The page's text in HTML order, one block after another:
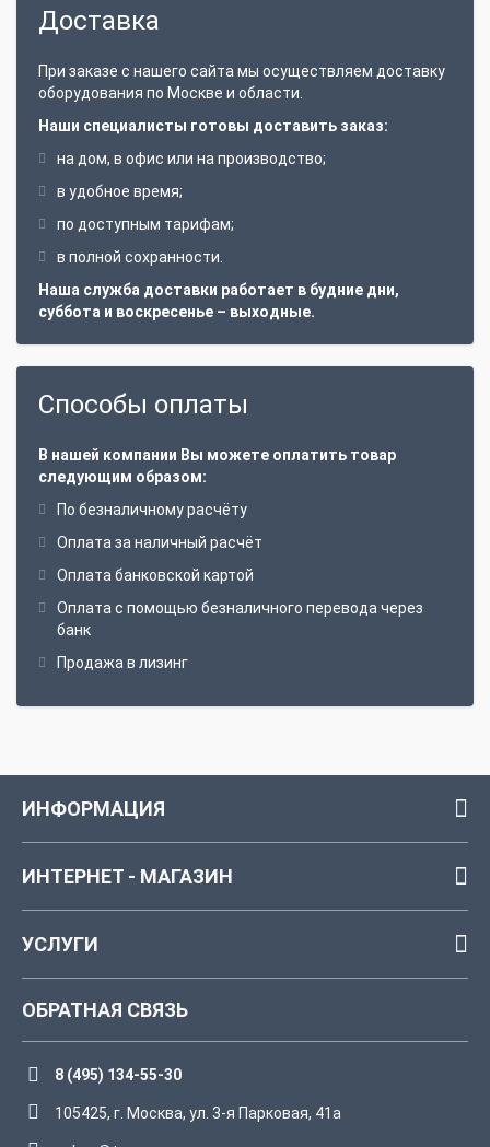
Доставка
При заказе с нашего сайта мы осуществляем доставку
оборудования по Москве и области.
Наши специалисты готовы доставить заказ:
на дом, в офис или на производство;
в удобное время;
по доступным тарифам;
в полной сохранности.
Наша служба доставки работает в будние дни,
суббота и воскресенье – выходные.
Способы оплаты
В нашей компании Вы можете оплатить товар
следующим образом:
По безналичному расчёту
Оплата за наличный расчёт
Оплата банковской картой
Оплата с помощью безналичного перевода через
банк
Продажа в лизинг
ИНФОРМАЦИЯ
ИНТЕРНЕТ - МАГАЗИН
УСЛУГИ
ОБРАТНАЯ СВЯЗЬ
8 (495) 134-55-30
105425, г. Москва, ул. 3-я Парковая, 41а